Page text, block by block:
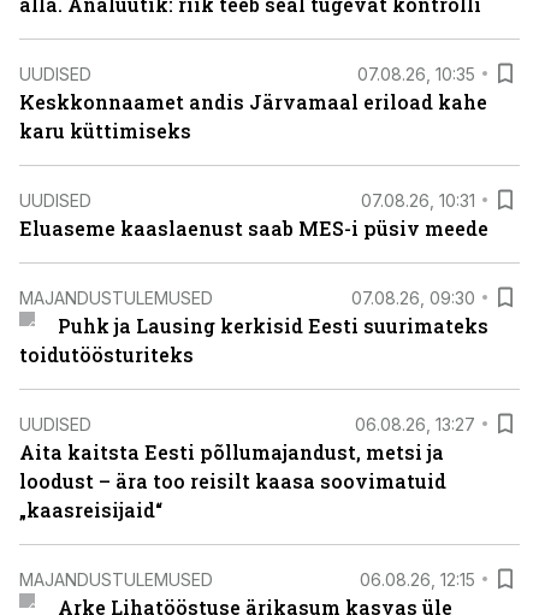
UUDISED 07.08.26, 10:35
Keskkonnaamet andis Järvamaal eriload kahe
karu küttimiseks
UUDISED 07.08.26, 10:31
Eluaseme kaaslaenust saab MES-i püsiv meede
MAJANDUSTULEMUSED 07.08.26, 09:30
Puhk ja Lausing kerkisid Eesti suurimateks
toidutöösturiteks
UUDISED 06.08.26, 13:27
Aita kaitsta Eesti põllumajandust, metsi ja
loodust – ära too reisilt kaasa soovimatuid
„kaasreisijaid“
MAJANDUSTULEMUSED 06.08.26, 12:15
Arke Lihatööstuse ärikasum kasvas üle